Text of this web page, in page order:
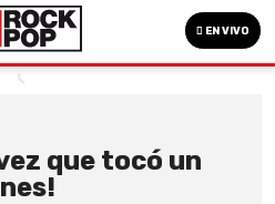
EN VIVO
que tocó un